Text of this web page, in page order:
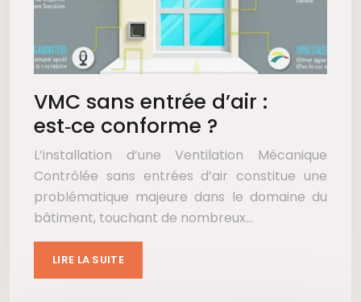
VMC sans entrée d’air :
est‑ce conforme ?
L’installation d’une Ventilation Mécanique
Contrôlée sans entrées d’air constitue une
problématique majeure dans le domaine du
bâtiment, touchant de nombreux…
LIRE LA SUITE